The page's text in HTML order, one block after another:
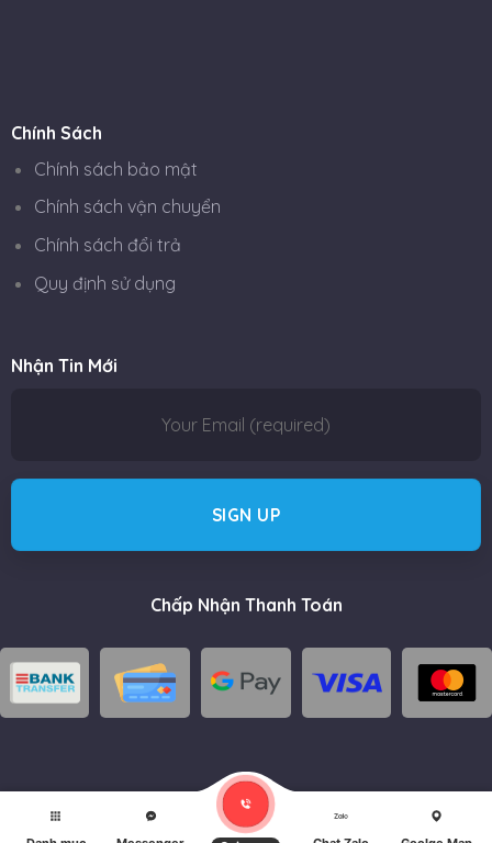
Chính Sách
Chính sách bảo mật
Chính sách vận chuyển
Chính sách đổi trả
Quy định sử dụng
Nhận Tin Mới
Chấp Nhận Thanh Toán